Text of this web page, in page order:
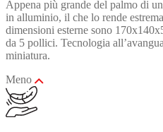
Appena più grande del palmo di
in alluminio, il che lo rende
dimensioni esterne sono
da 5 pollici. Tecnologia
miniatura.
Meno